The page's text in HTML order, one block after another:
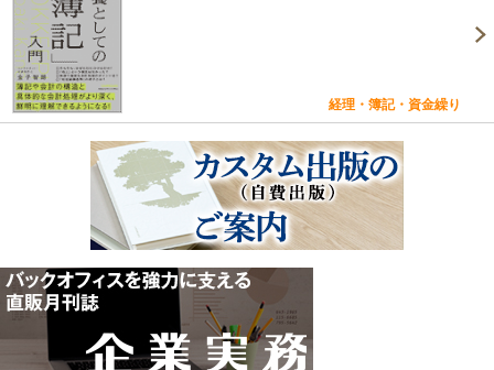
経理・簿記・資金繰り